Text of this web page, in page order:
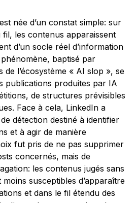
née d’un constat simple: sur
les contenus apparaissent
d’un socle réel d’information
baptisé par
l’écosystème « AI slop », se
publications produites par IA
de structures prévisibles
Face à cela, LinkedIn a
détection destiné à identifier
et à agir de manière
fut pris de ne pas supprimer
concernés, mais de
les contenus jugés sans
susceptibles d’apparaître
et dans le fil étendu des